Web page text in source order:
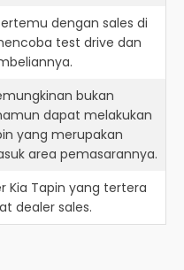
dengan sales di
test drive dan
bukan
dapat melakukan
yang merupakan
area pemasarannya.
Kia Tapin yang tertera
dealer sales.